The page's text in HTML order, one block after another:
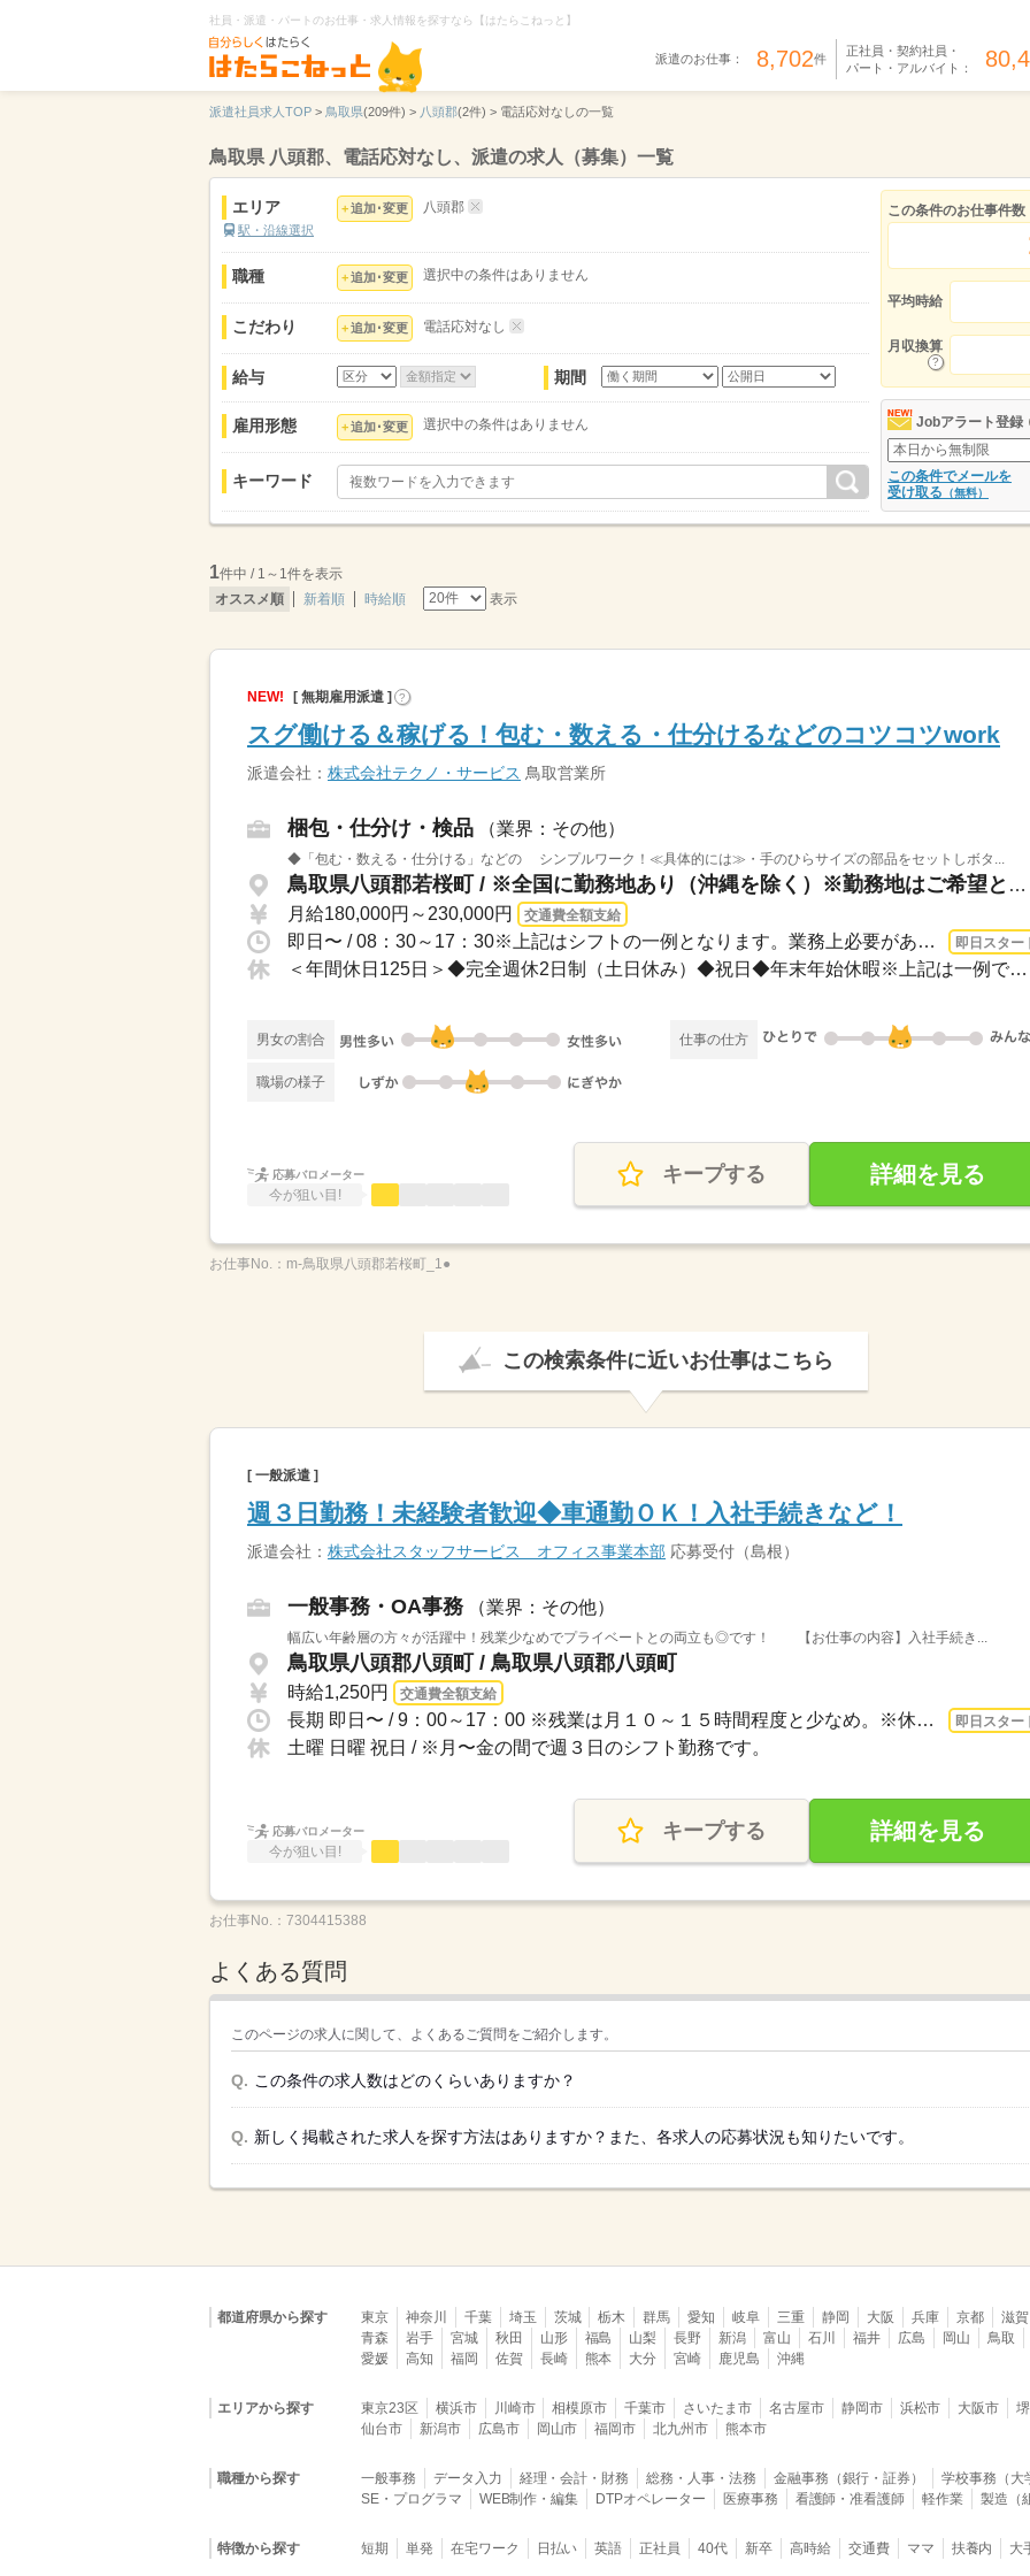
社員・派遣・パートのお仕事・求人情報を探すなら【はたらこねっと】
派遣のお仕事： 8,702件
正社員・契約社員・
パート・アルバイト：
派遣社員求人TOP > 鳥取県(209件) > 八頭郡(2件) > 電話応対なしの一覧
鳥取県 八頭郡、電話応対なし、派遣の求人（募集）一覧
エリア
駅・沿線選択
追加･変更 八頭郡
職種 追加･変更 選択中の条件はありません
こだわり 追加･変更 電話応対なし
給与 期間
雇用形態 追加･変更 選択中の条件はありません
キーワード
この条件のお仕事件数
平均時給
月収換算
Jobアラート登録
この条件でメールを
受け取る （無料）
1件中 / 1～1件を表示
オススメ順
新着順 時給順 表示
NEW! [ 無期雇用派遣 ] ?
スグ働ける＆稼げる！包む・数える・仕分けるなどのコツコツwork
派遣会社： 株式会社テクノ・サービス 鳥取営業所
梱包・仕分け・検品 （業界：その他）
◆「包む・数える・仕分ける」などの シンプルワーク！≪具体的には≫・手のひらサイズの部品をセットしボタ...
鳥取県八頭郡若桜町 / ※全国に勤務地あり（沖縄を除く）※勤務地はご希望と通いやすさ...
月給180,000円～230,000円
交通費全額支給
即日〜 / 08：30～17：30※上記はシフトの一例となります。業務上必要がある場合や配属... 即日スター
＜年間休日125日＞◆完全週休2日制（土日休み）◆祝日◆年末年始休暇※上記は一例です。配...
男女の割合 仕事の仕方
職場の様子
応募バロメーター
今が狙い目!
キープする 詳細を見る
お仕事No.： m-鳥取県八頭郡若桜町_1●
この検索条件に近いお仕事はこちら
[ 一般派遣 ]
週３日勤務！未経験者歓迎◆車通勤ＯＫ！入社手続きなど！
派遣会社： 株式会社スタッフサービス オフィス事業本部 応募受付（島根）
一般事務・OA事務 （業界：その他）
幅広い年齢層の方々が活躍中！残業少なめでプライベートとの両立も◎です！ 【お仕事の内容】入社手続き...
鳥取県八頭郡八頭町 / 鳥取県八頭郡八頭町
時給1,250円 交通費全額支給
長期 即日〜 / 9：00～17：00 ※残業は月１０～１５時間程度と少なめ。※休憩は６０分で... 即日スター
土曜 日曜 祝日 / ※月〜金の間で週３日のシフト勤務です。
応募バロメーター
今が狙い目!
キープする 詳細を見る
お仕事No.： 7304415388
よくある質問
このページの求人に関して、よくあるご質問をご紹介します。
Q. この条件の求人数はどのくらいありますか？
Q. 新しく掲載された求人を探す方法はありますか？また、各求人の応募状況も知りたいです。
都道府県から探す 東京 神奈川 千葉 埼玉 茨城 栃木 群馬 愛知 岐阜 三重 静岡 大阪 兵庫 京都
滋賀
青森
岩手 宮城 秋田 山形 福島 山梨 長野 新潟 富山 石川 福井 広島 岡山
鳥取
愛媛
高知 福岡 佐賀 長崎 熊本 大分 宮崎 鹿児島 沖縄
エリアから探す 東京23区 横浜市 川崎市 相模原市 千葉市 さいたま市 名古屋市 静岡市 浜松市 大阪市
仙台市
新潟市 広島市 岡山市 福岡市 北九州市 熊本市
職種から探す 一般事務 データ入力 経理・会計・財務 総務・人事・法務 金融事務（銀行・証券）
学校事務（大
SE・プログラマ
WEB制作・編集 DTPオペレーター 医療事務 看護師・准看護師 軽作業 製造（
特徴から探す 短期 単発 在宅ワーク 日払い 英語 正社員 40代 新卒 高時給 交通費 ママ 扶養内 大